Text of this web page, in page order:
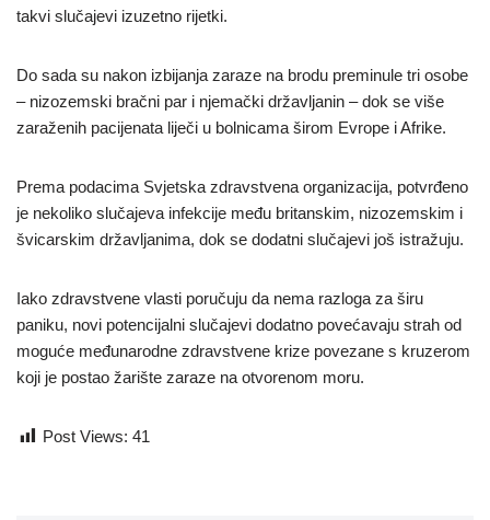
takvi slučajevi izuzetno rijetki.
Do sada su nakon izbijanja zaraze na brodu preminule tri osobe
– nizozemski bračni par i njemački državljanin – dok se više
zaraženih pacijenata liječi u bolnicama širom Evrope i Afrike.
Prema podacima Svjetska zdravstvena organizacija, potvrđeno
je nekoliko slučajeva infekcije među britanskim, nizozemskim i
švicarskim državljanima, dok se dodatni slučajevi još istražuju.
Iako zdravstvene vlasti poručuju da nema razloga za širu
paniku, novi potencijalni slučajevi dodatno povećavaju strah od
moguće međunarodne zdravstvene krize povezane s kruzerom
koji je postao žarište zaraze na otvorenom moru.
Post Views: 41